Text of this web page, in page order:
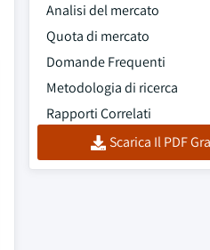
Analisi del mercato
Quota di mercato
Domande Frequenti
Metodologia di ricerca
Rapporti Correlati
Scarica Il PDF